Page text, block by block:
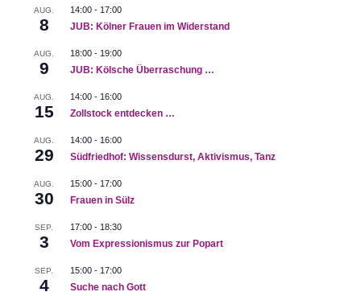
AUG.
8
14:00- 17:00
JUB: Kölner Frauen im Widerstand
AUG.
9
18:00- 19:00
JUB: Kölsche Überraschung …
AUG.
15
14:00- 16:00
Zollstock entdecken …
AUG.
29
14:00- 16:00
Südfriedhof: Wissensdurst, Aktivismus, Tanz
AUG.
30
15:00- 17:00
Frauen in Sülz
SEP.
3
17:00- 18:30
Vom Expressionismus zur Popart
SEP.
4
15:00- 17:00
Suche nach Gott